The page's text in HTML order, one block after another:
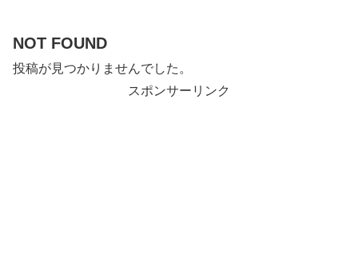
NOT FOUND
投稿が見つかりませんでした。
スポンサーリンク